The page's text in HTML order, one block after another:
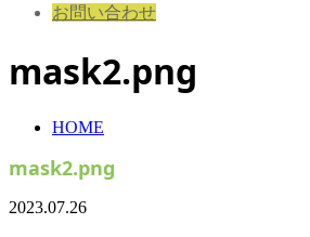
お問い合わせ
mask2.png
HOME
mask2.png
2023.07.26